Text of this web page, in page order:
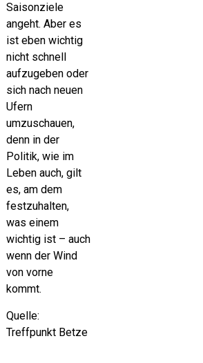
Saisonziele
angeht. Aber es
ist eben wichtig
nicht schnell
aufzugeben oder
sich nach neuen
Ufern
umzuschauen,
denn in der
Politik, wie im
Leben auch, gilt
es, am dem
festzuhalten,
was einem
wichtig ist – auch
wenn der Wind
von vorne
kommt.
Quelle:
Treffpunkt Betze